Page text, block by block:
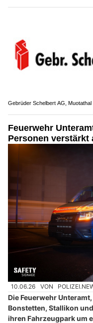
Gebrüder Schelbert AG,
Feuerwehr
Personen verstärkt
10.06.26 VON
Die Feuerwehr
Bonstetten, Stallikon
ihren Fahrzeugpark um